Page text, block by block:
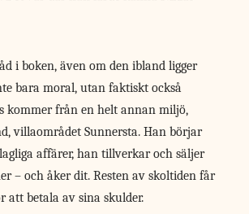
i boken, även om den ibland ligger
bara moral, utan faktiskt också
kommer från en helt annan miljö,
villaområdet Sunnersta. Han börjar
affärer, han tillverkar och säljer
– och åker dit. Resten av skoltiden får
att betala av sina skulder.